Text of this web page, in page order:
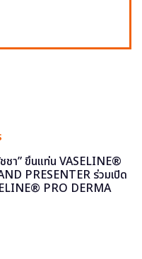
ชา” ขึ้นแท่น VASELINE®
PRESENTER ร่วมเปิด
PRO DERMA